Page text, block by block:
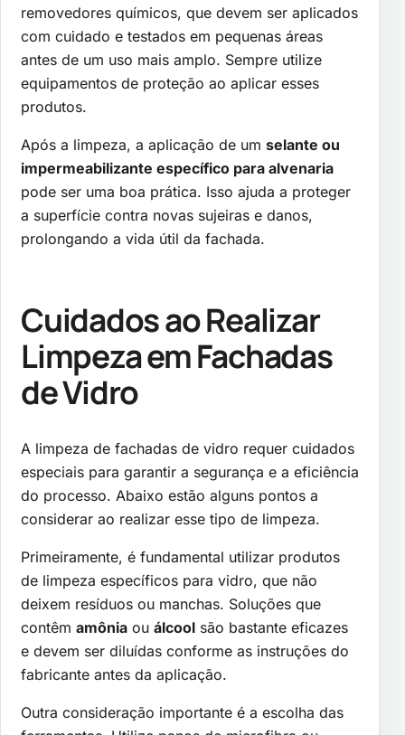
removedores químicos, que devem ser aplicados
com cuidado e testados em pequenas áreas
antes de um uso mais amplo. Sempre utilize
equipamentos de proteção ao aplicar esses
produtos.
Após a limpeza, a aplicação de um selante ou
impermeabilizante específico para alvenaria
pode ser uma boa prática. Isso ajuda a proteger
a superfície contra novas sujeiras e danos,
prolongando a vida útil da fachada.
Cuidados ao Realizar
Limpeza em Fachadas
de Vidro
A limpeza de fachadas de vidro requer cuidados
especiais para garantir a segurança e a eficiência
do processo. Abaixo estão alguns pontos a
considerar ao realizar esse tipo de limpeza.
Primeiramente, é fundamental utilizar produtos
de limpeza específicos para vidro, que não
deixem resíduos ou manchas. Soluções que
contêm amônia ou álcool são bastante eficazes
e devem ser diluídas conforme as instruções do
fabricante antes da aplicação.
Outra consideração importante é a escolha das